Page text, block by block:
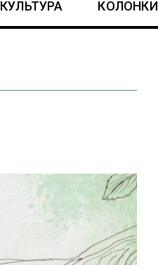
КУЛЬТУРА КОЛОНКИ